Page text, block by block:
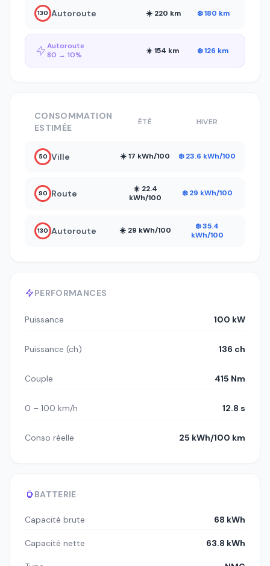
130 Autoroute ☀️ 220 km ❄️ 180 km
Autoroute
80 → 10%
☀️ 154 km ❄️ 126 km
PERFORMANCES
Puissance 100 kW
Puissance (ch) 136 ch
Couple 415 Nm
0 – 100 km/h 12.8 s
Conso réelle 25 kWh/100 km
BATTERIE
Capacité brute 68 kWh
Capacité nette 63.8 kWh
CONSOMMATION
ESTIMÉE
ÉTÉ HIVER
50 Ville ☀️ 17 kWh/100 ❄️ 23.6 kWh/100
90 Route
☀️ 22.4
kWh/100
❄️ 29 kWh/100
130 Autoroute ☀️ 29 kWh/100
❄️ 35.4
kWh/100